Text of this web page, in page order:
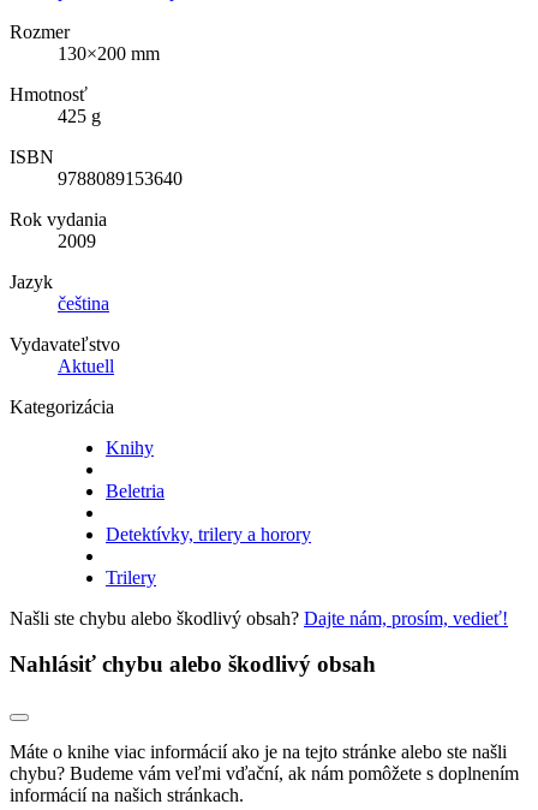
Rozmer
130×200 mm
Hmotnosť
425 g
ISBN
9788089153640
Rok vydania
2009
Jazyk
čeština
Vydavateľstvo
Aktuell
Kategorizácia
Knihy
Beletria
Detektívky, trilery a horory
Trilery
Našli ste chybu alebo škodlivý obsah? Dajte nám, prosím, vedieť!
Nahlásiť chybu alebo škodlivý obsah
Máte o knihe viac informácií ako je na tejto stránke alebo ste našli
chybu? Budeme vám veľmi vďační, ak nám pomôžete s doplnením
informácií na našich stránkach.